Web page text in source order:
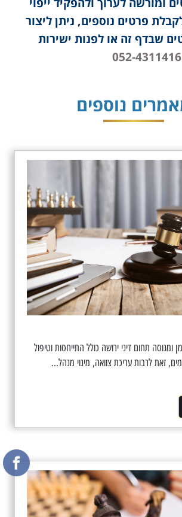
פרטים נוספים, ניתן ליצור
שבדף זה או לפנות ישירות
052-4311416
נוספים
ומנוסה תחום דיני ירושה כולל התייחסות וטיפול
זאת לרבות עריכת צוואה, מינוי מנהל...